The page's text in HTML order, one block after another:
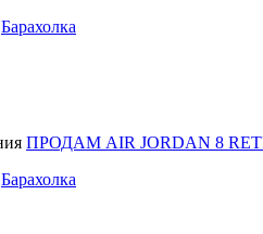
Барахолка
ПРОДАМ AIR JORDAN 8
Барахолка